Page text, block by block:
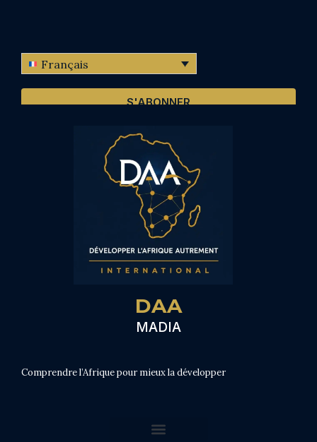
Français
S'ABONNER
DAA
MADIA
Comprendre l’Afrique pour mieux la développer